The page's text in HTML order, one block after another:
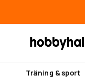
Träning & sport